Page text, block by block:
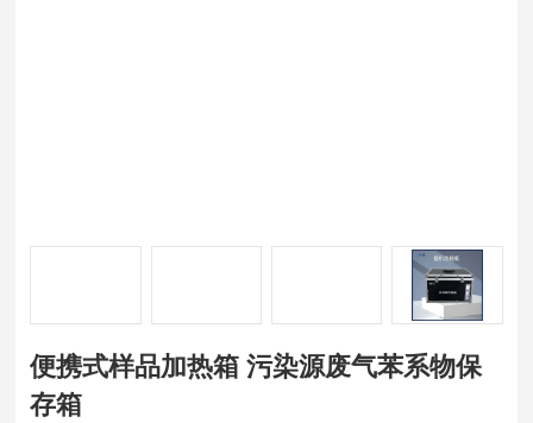
便携式样品加热箱 污染源废气苯系物保
存箱